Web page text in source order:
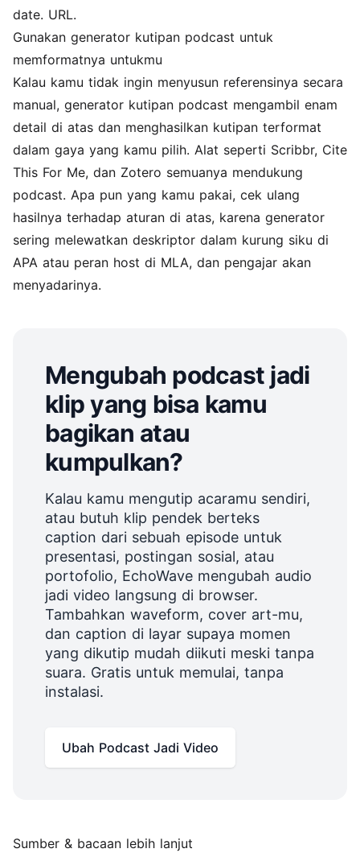
date. URL.
Gunakan generator kutipan podcast untuk
memformatnya untukmu
Kalau kamu tidak ingin menyusun referensinya secara
manual, generator kutipan podcast mengambil enam
detail di atas dan menghasilkan kutipan terformat
dalam gaya yang kamu pilih. Alat seperti Scribbr, Cite
This For Me, dan Zotero semuanya mendukung
podcast. Apa pun yang kamu pakai, cek ulang
hasilnya terhadap aturan di atas, karena generator
sering melewatkan deskriptor dalam kurung siku di
APA atau peran host di MLA, dan pengajar akan
menyadarinya.
Mengubah podcast jadi
klip yang bisa kamu
bagikan atau
kumpulkan?
Kalau kamu mengutip acaramu sendiri,
atau butuh klip pendek berteks
caption dari sebuah episode untuk
presentasi, postingan sosial, atau
portofolio, EchoWave mengubah audio
jadi video langsung di browser.
Tambahkan waveform, cover art-mu,
dan caption di layar supaya momen
yang dikutip mudah diikuti meski tanpa
suara. Gratis untuk memulai, tanpa
instalasi.
Ubah Podcast Jadi Video
Sumber & bacaan lebih lanjut